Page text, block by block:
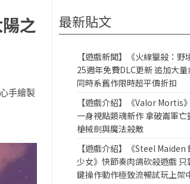
之
手繪製
最新貼文
【遊戲新聞】《火線獵殺：野
25週年免費DLC更新 追加大
同時系舊作限時超平價折扣
【遊戲介紹】《Valor Mortis
一身視點類魂新作 拿破崙軍亡
槍械劍與魔法殺敵
【遊戲介紹】《Steel Maiden
少女》快節奏肉鴿砍殺遊戲 只
鍵操作動作極致流暢試玩上架